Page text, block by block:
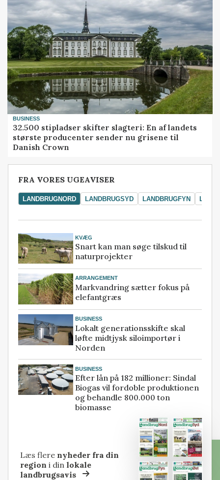
BUSINESS
32.500 stipladser skifter slagteri: En af landets
største producenter sender nu grisene til
Danish Crown
FRA VORES UGEAVISER
LANDBRUGNORD LANDBRUGSYD LANDBRUGFYN
KVÆG
Snart kan man søge tilskud til
naturprojekter
ARRANGEMENT
Markvandring sætter fokus på
elefantgræs
BUSINESS
Lokalt generationsskifte skal
løfte midtjysk siloimportør i
Norden
BUSINESS
Efter lån på 182 millioner: Sindal
Biogas vil fordoble produktionen
og behandle 800.000 ton
biomasse
Læs flere nyheder fra din
region i dinlokale
landbrugsavis